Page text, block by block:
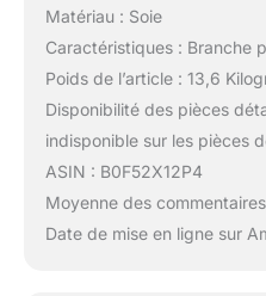
Matériau : Soie
Caractéristiques : Branche
Poids de l’article : 13,6
Disponibilité des pièces
indisponible sur les pièces
ASIN : B0F52X12P4
Moyenne des
Date de mise en ligne sur